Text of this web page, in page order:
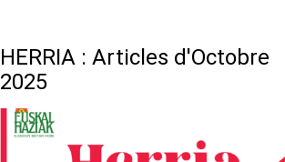
HERRIA : Articles d'Octobre
2025